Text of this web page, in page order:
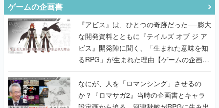
ゲームの企画書
『アビス』は、ひとつの奇跡だった──膨大
な開発資料とともに『テイルズ オブ ジ ア
ビス』開発陣に聞く、「生まれた意味を知
るRPG」が生まれた理由【ゲームの企画
書】
なにが、人を「ロマンシング」させるの
か？『ロマサガ2』当時の企画書とキャラ